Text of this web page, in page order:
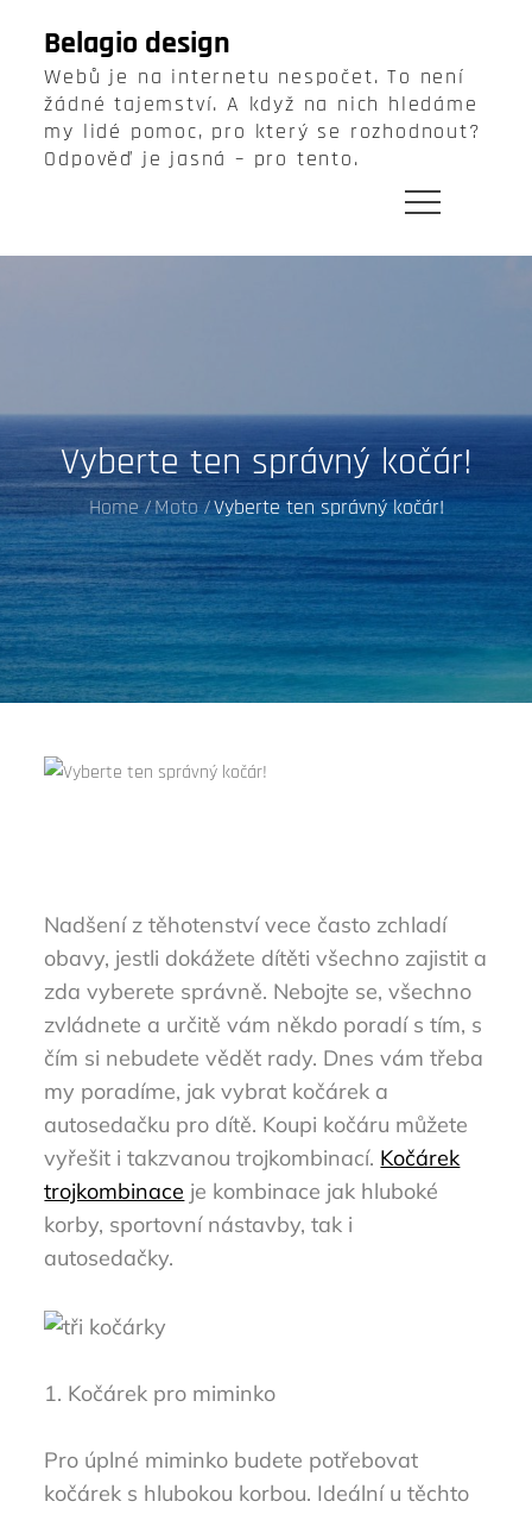
content
Belagio design
Webů je na internetu nespočet. To není
žádné tajemství. A když na nich hledáme
my lidé pomoc, pro který se rozhodnout?
Odpověď je jasná – pro tento.
Vyberte ten správný kočár!
Home Moto Vyberte ten správný kočár!
Nadšení z těhotenství vece často zchladí
obavy, jestli dokážete dítěti všechno zajistit a
zda vyberete správně. Nebojte se, všechno
zvládnete a určitě vám někdo poradí s tím, s
čím si nebudete vědět rady. Dnes vám třeba
my poradíme, jak vybrat kočárek a
autosedačku pro dítě. Koupi kočáru můžete
vyřešit i takzvanou trojkombinací. Kočárek
trojkombinace je kombinace jak hluboké
korby, sportovní nástavby, tak i
autosedačky.
1. Kočárek pro miminko
Pro úplné miminko budete potřebovat
kočárek s hlubokou korbou. Ideální u těchto